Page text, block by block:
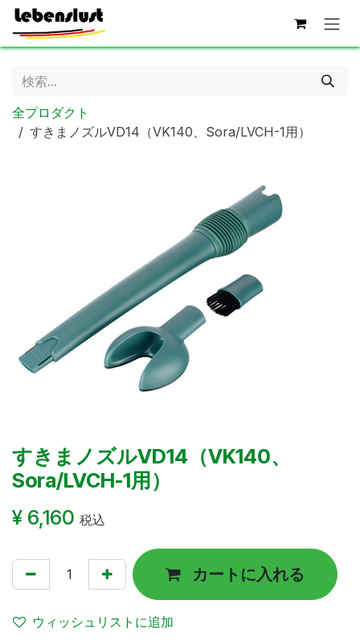
コンテンツへスキップ
全プロダクト
すきまノズルVD14（VK140、Sora/LVCH-1用）
すきまノズルVD14（VK140、
Sora/LVCH-1用）
¥ 6,160 税込
カートに入れる
ウィッシュリストに追加